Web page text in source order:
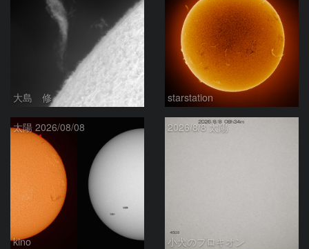
大島 修 starstation
太陽 2026/08/08
kino
2026/8/8 太陽
小犬のプロキオン